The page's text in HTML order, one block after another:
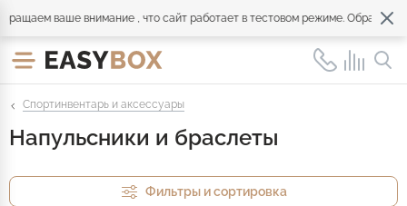
ваше внимание , что сайт работает в тестовом режиме. Обращайтесь
Спортинвентарь и аксессуары
Напульсники и браслеты
Фильтры и сортировка